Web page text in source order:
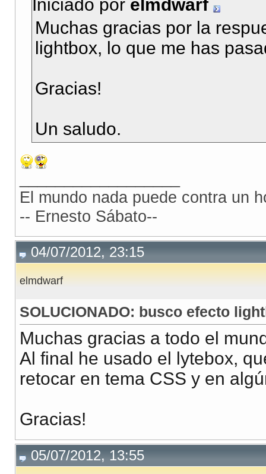
Iniciado por elmdwarf
Muchas gracias por la
lightbox, lo que me has
Gracias!
Un saludo.
El mundo nada puede contra un
-- Ernesto Sábato--
04/07/2012, 23:15
elmdwarf
SOLUCIONADO: busco efecto
Muchas gracias a todo el
Al final he usado el lytebox,
retocar en tema CSS y en
Gracias!
05/07/2012, 13:55